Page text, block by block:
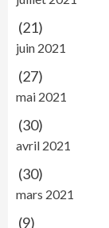
(21)
juin 2021
(27)
mai 2021
(30)
avril 2021
(30)
mars 2021
(9)